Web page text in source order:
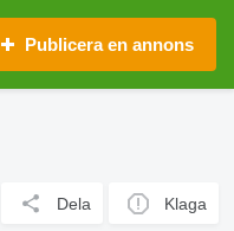
Publicera en annons
Dela Klaga